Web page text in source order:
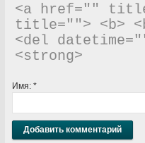
<a href=""
title=""> <b>
<del
<strong>
Имя: *